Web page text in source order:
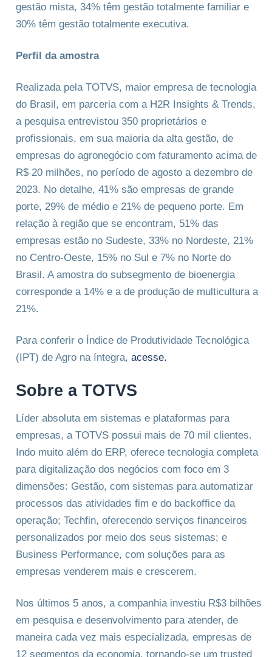
gestão mista, 34% têm gestão totalmente familiar e
30% têm gestão totalmente executiva.
Perfil da amostra
Realizada pela TOTVS, maior empresa de tecnologia
do Brasil, em parceria com a H2R Insights & Trends,
a pesquisa entrevistou 350 proprietários e
profissionais, em sua maioria da alta gestão, de
empresas do agronegócio com faturamento acima de
R$ 20 milhões, no período de agosto a dezembro de
2023. No detalhe, 41% são empresas de grande
porte, 29% de médio e 21% de pequeno porte. Em
relação à região que se encontram, 51% das
empresas estão no Sudeste, 33% no Nordeste, 21%
no Centro-Oeste, 15% no Sul e 7% no Norte do
Brasil. A amostra do subsegmento de bioenergia
corresponde a 14% e a de produção de multicultura a
21%.
Para conferir o Índice de Produtividade Tecnológica
(IPT) de Agro na íntegra, acesse.
Sobre a TOTVS
Líder absoluta em sistemas e plataformas para
empresas, a TOTVS possui mais de 70 mil clientes.
Indo muito além do ERP, oferece tecnologia completa
para digitalização dos negócios com foco em 3
dimensões: Gestão, com sistemas para automatizar
processos das atividades fim e do backoffice da
operação; Techfin, oferecendo serviços financeiros
personalizados por meio dos seus sistemas; e
Business Performance, com soluções para as
empresas venderem mais e crescerem.
Nos últimos 5 anos, a companhia investiu R$3 bilhões
em pesquisa e desenvolvimento para atender, de
maneira cada vez mais especializada, empresas de
12 segmentos da economia, tornando-se um trusted